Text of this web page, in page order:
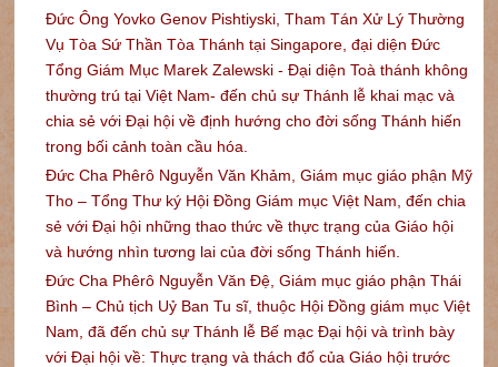
Đức Ông Yovko Genov Pishtiyski, Tham Tán Xử Lý Thường
Vụ Tòa Sứ Thần Tòa Thánh tại Singapore, đại diện Đức
Tổng Giám Mục Marek Zalewski - Đại diện Toà thánh không
thường trú tại Việt Nam- đến chủ sự Thánh lễ khai mạc và
chia sẻ với Đại hội về định hướng cho đời sống Thánh hiến
trong bối cảnh toàn cầu hóa.
Đức Cha Phêrô Nguyễn Văn Khảm, Giám mục giáo phận Mỹ
Tho – Tổng Thư ký Hội Đồng Giám mục Việt Nam, đến chia
sẻ với Đại hội những thao thức về thực trạng của Giáo hội
và hướng nhìn tương lai của đời sống Thánh hiến.
Đức Cha Phêrô Nguyễn Văn Đệ, Giám mục giáo phận Thái
Bình – Chủ tịch Uỷ Ban Tu sĩ, thuộc Hội Đồng giám mục Việt
Nam, đã đến chủ sự Thánh lễ Bế mạc Đại hội và trình bày
với Đại hội về: Thực trạng và thách đố của Giáo hội trước